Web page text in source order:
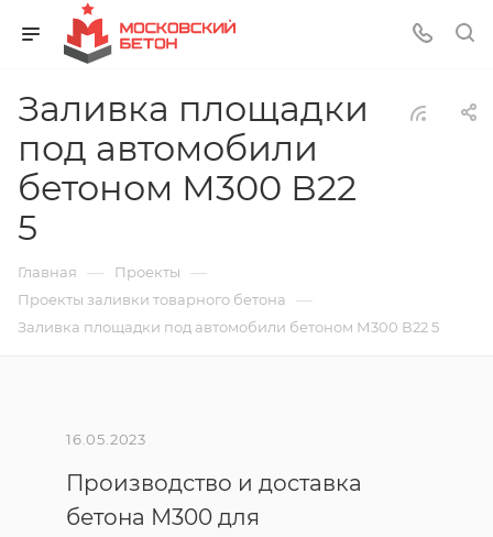
Заливка площадки
под автомобили
бетоном М300 В22
5
Главная — Проекты —
Проекты заливки товарного бетона —
Заливка площадки под автомобили бетоном М300 В22 5
16.05.2023
Производство и доставка
бетона М300 для